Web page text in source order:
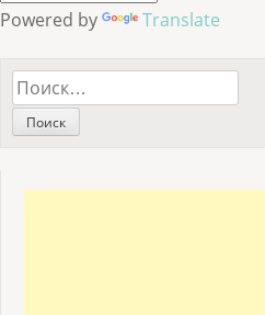
Powered by Translate
Найти: